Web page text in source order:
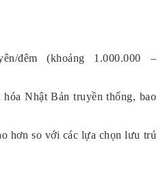
đêm (khoảng 1.000.000 –
Nhật Bản truyền thống, bao
hơn so với các lựa chọn lưu trú